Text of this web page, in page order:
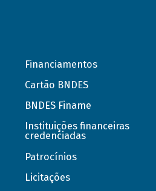
Financiamentos
Cartão BNDES
BNDES Finame
Instituições financeiras
credenciadas
Patrocínios
Licitações